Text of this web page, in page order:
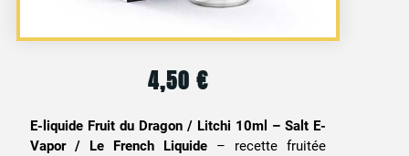
4,50 €
E-liquide Fruit du Dragon / Litchi 10ml – Salt E-
Vapor / Le French Liquide – recette fruitée